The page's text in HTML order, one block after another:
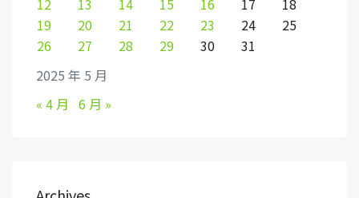
2025 年 5 月
19
20 21 22 23 24
25
26
27 28 29 30 31
« 4 月 6 月 »